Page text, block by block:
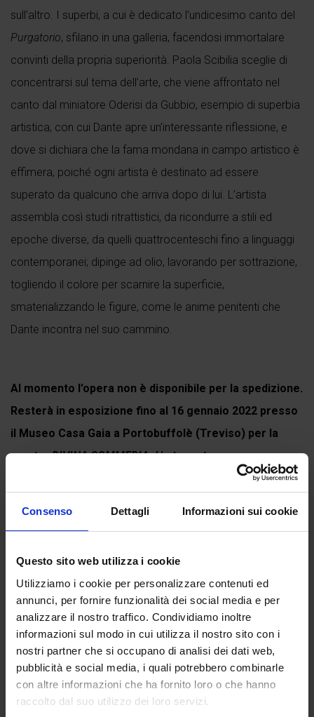
Consenso Dettagli Informazioni sui cookie
Questo sito web utilizza i cookie
Utilizziamo i cookie per personalizzare contenuti ed
annunci, per fornire funzionalità dei social media e per
analizzare il nostro traffico. Condividiamo inoltre
informazioni sul modo in cui utilizza il nostro sito con i
nostri partner che si occupano di analisi dei dati web,
pubblicità e social media, i quali potrebbero combinarle
con altre informazioni che ha fornito loro o che hanno
raccolto dal suo utilizzo dei loro servizi.
sull’altro. I superbi, a cui è dedicato l’undicesimo canto del
Purgatorio, sfilano in una galleria, facendosi immortalare
convinti della propria superiorità. Paola Scibilia sceglie di
concentrarsi sul tema dell’arte, che viene affrontato nel
canto dal miniatore Oderisi da Gubbio, esempio di superbia
artistica, con cui Dante apre un’interessante riflessione, e
dove si dichiara che la fama mondana in campo artistico è
effimera, poiché ogni artista è destinato ad essere
superato da qualcuno che arriva dopo di lui. L’artista
assembla così studi ritrattistici, da ricondurre a stili ed
epoche diverse, da quelli quattrocenteschi fino a linguaggi
contemporanei; dipinge ad olio, lavorando per sottrazione,
togliendo il colore per scarnire la superficie,
smaterializzando le figure, come le anime penitenti che
Dante incontra nel suo cammino.
Al momento l'opera non è disponibile per la spedizione.
Resterà in esposizione fino al 16 gennaio 2022 presso
il Museo Casa Gaia a Portobuffolè (Treviso) per la
mostraDIVINA COMMEDIA. L'arte contemporanea
Continua a leggere
Recensioni
Ancora non ci sono recensioni.
Recensisci per primo “Canto XI del Purgatorio”
(Click here to login and review this product)